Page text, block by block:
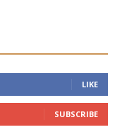
LIKE
SUBSCRIBE